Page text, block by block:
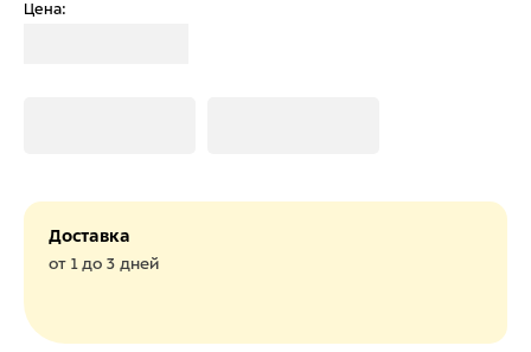
Цена:
Доставка
от 1 до 3 дней